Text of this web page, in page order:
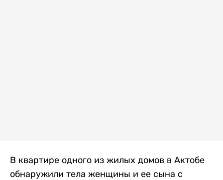
В квартире одного из жилых домов в Актобе
обнаружили тела женщины и ее сына с